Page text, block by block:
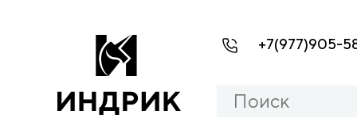
+7(977)905-